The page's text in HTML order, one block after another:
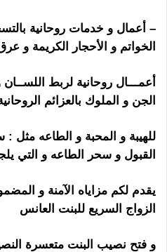
– أعمال و خدمات روحانية
الخواتم و الأحجار الكريمة و
أعمـــال روحانية لربط
الجن و الملوك بالعزائم
للهيبة و المحبة و الطاعه
القبول و سحر الطاعه و التي
يقدم لكم مزاياه الآمنة و
الزواج السريع للبنت العانس
و فتح نصيب البنت متعسرة